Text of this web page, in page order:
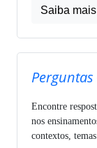
Saiba mais
Encontre
nos
contextos, temas